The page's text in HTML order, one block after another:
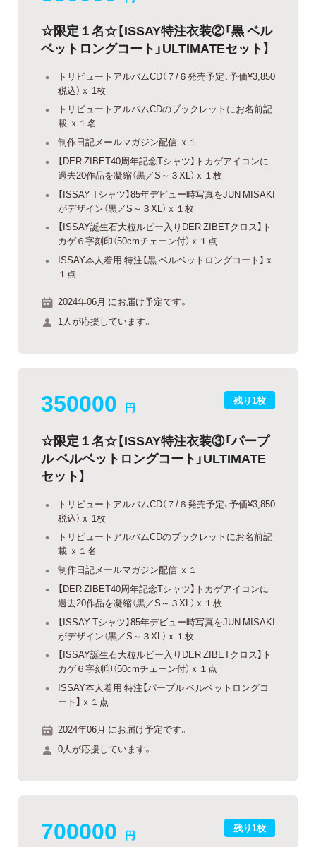
☆限定１名☆【ISSAY特注衣装②「黒 ベル
ベットロングコート」ULTIMATEセット】
トリビュートアルバムCD（７/６発売予定、予価¥3,850
税込）ｘ 1枚
トリビュートアルバムCDのブックレットにお名前記
載 ｘ１名
制作日記メールマガジン配信 ｘ１
【DER ZIBET40周年記念Tシャツ】トカゲアイコンに
過去20作品を凝縮（黒／S～３XL）ｘ１枚
【ISSAY Tシャツ】85年デビュー時写真をJUN MISAKI
がデザイン（黒／S～３XL）ｘ１枚
【ISSAY誕生石大粒ルビー入りDER ZIBETクロス】ト
カゲ６字刻印（50cmチェーン付）ｘ１点
ISSAY本人着用 特注【黒 ベルベットロングコート】ｘ
１点
2024年06月 にお届け予定です。
1人が応援しています。
残り1枚
350000 円
☆限定１名☆【ISSAY特注衣装③「パープ
ル ベルベットロングコート」ULTIMATE
セット】
トリビュートアルバムCD（７/６発売予定、予価¥3,850
税込）ｘ 1枚
トリビュートアルバムCDのブックレットにお名前記
載 ｘ１名
制作日記メールマガジン配信 ｘ１
【DER ZIBET40周年記念Tシャツ】トカゲアイコンに
過去20作品を凝縮（黒／S～３XL）ｘ１枚
【ISSAY Tシャツ】85年デビュー時写真をJUN MISAKI
がデザイン（黒／S～３XL）ｘ１枚
【ISSAY誕生石大粒ルビー入りDER ZIBETクロス】ト
カゲ６字刻印（50cmチェーン付）ｘ１点
ISSAY本人着用 特注【パープル ベルベットロングコ
ート】ｘ１点
2024年06月 にお届け予定です。
0人が応援しています。
残り1枚
700000 円